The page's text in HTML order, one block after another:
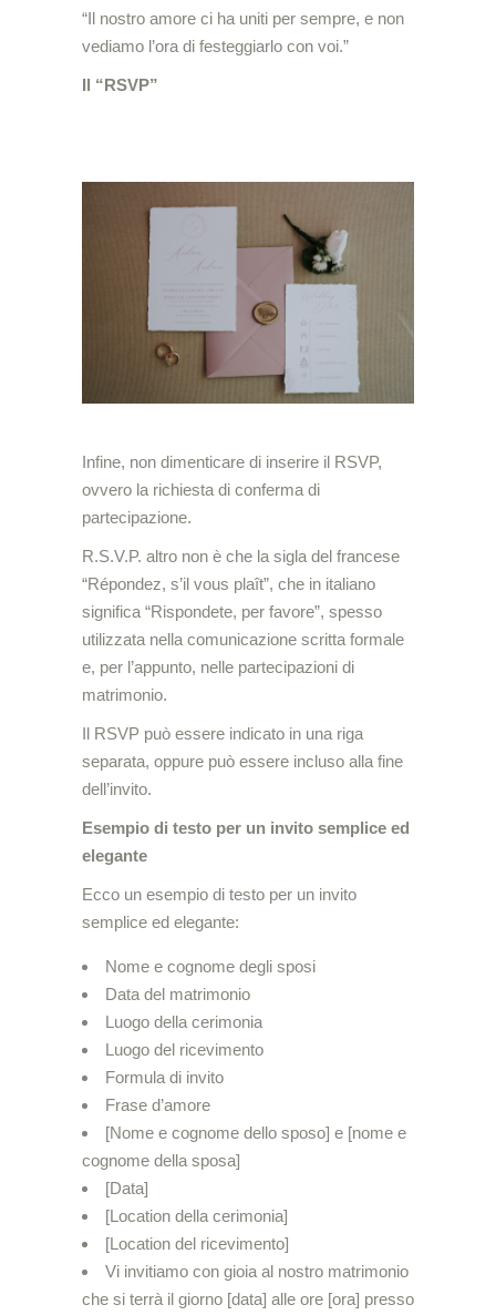
“Il nostro amore ci ha uniti per sempre, e non
vediamo l’ora di festeggiarlo con voi.”
Il “RSVP”
Infine, non dimenticare di inserire il RSVP,
ovvero la richiesta di conferma di
partecipazione.
R.S.V.P. altro non è che la sigla del francese
“Répondez, s’il vous plaît”, che in italiano
significa “Rispondete, per favore”, spesso
utilizzata nella comunicazione scritta formale
e, per l’appunto, nelle partecipazioni di
matrimonio.
Il RSVP può essere indicato in una riga
separata, oppure può essere incluso alla fine
dell’invito.
Esempio di testo per un invito semplice ed
elegante
Ecco un esempio di testo per un invito
semplice ed elegante:
Nome e cognome degli sposi
Data del matrimonio
Luogo della cerimonia
Luogo del ricevimento
Formula di invito
Frase d’amore
[Nome e cognome dello sposo] e [nome e
cognome della sposa]
[Data]
[Location della cerimonia]
[Location del ricevimento]
Vi invitiamo con gioia al nostro matrimonio
che si terrà il giorno [data] alle ore [ora] presso